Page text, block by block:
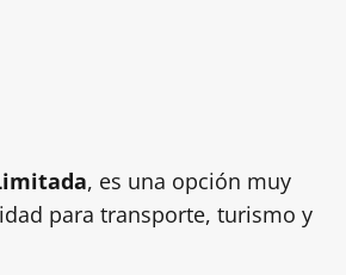
, es una opción muy
para transporte, turismo y